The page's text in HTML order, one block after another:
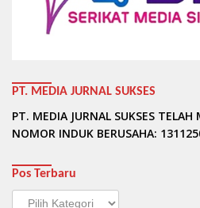
PT. MEDIA JURNAL SUKSES
PT. MEDIA JURNAL SUKSES
NOMOR INDUK BERUSAHA:
Pos Terbaru
Pos